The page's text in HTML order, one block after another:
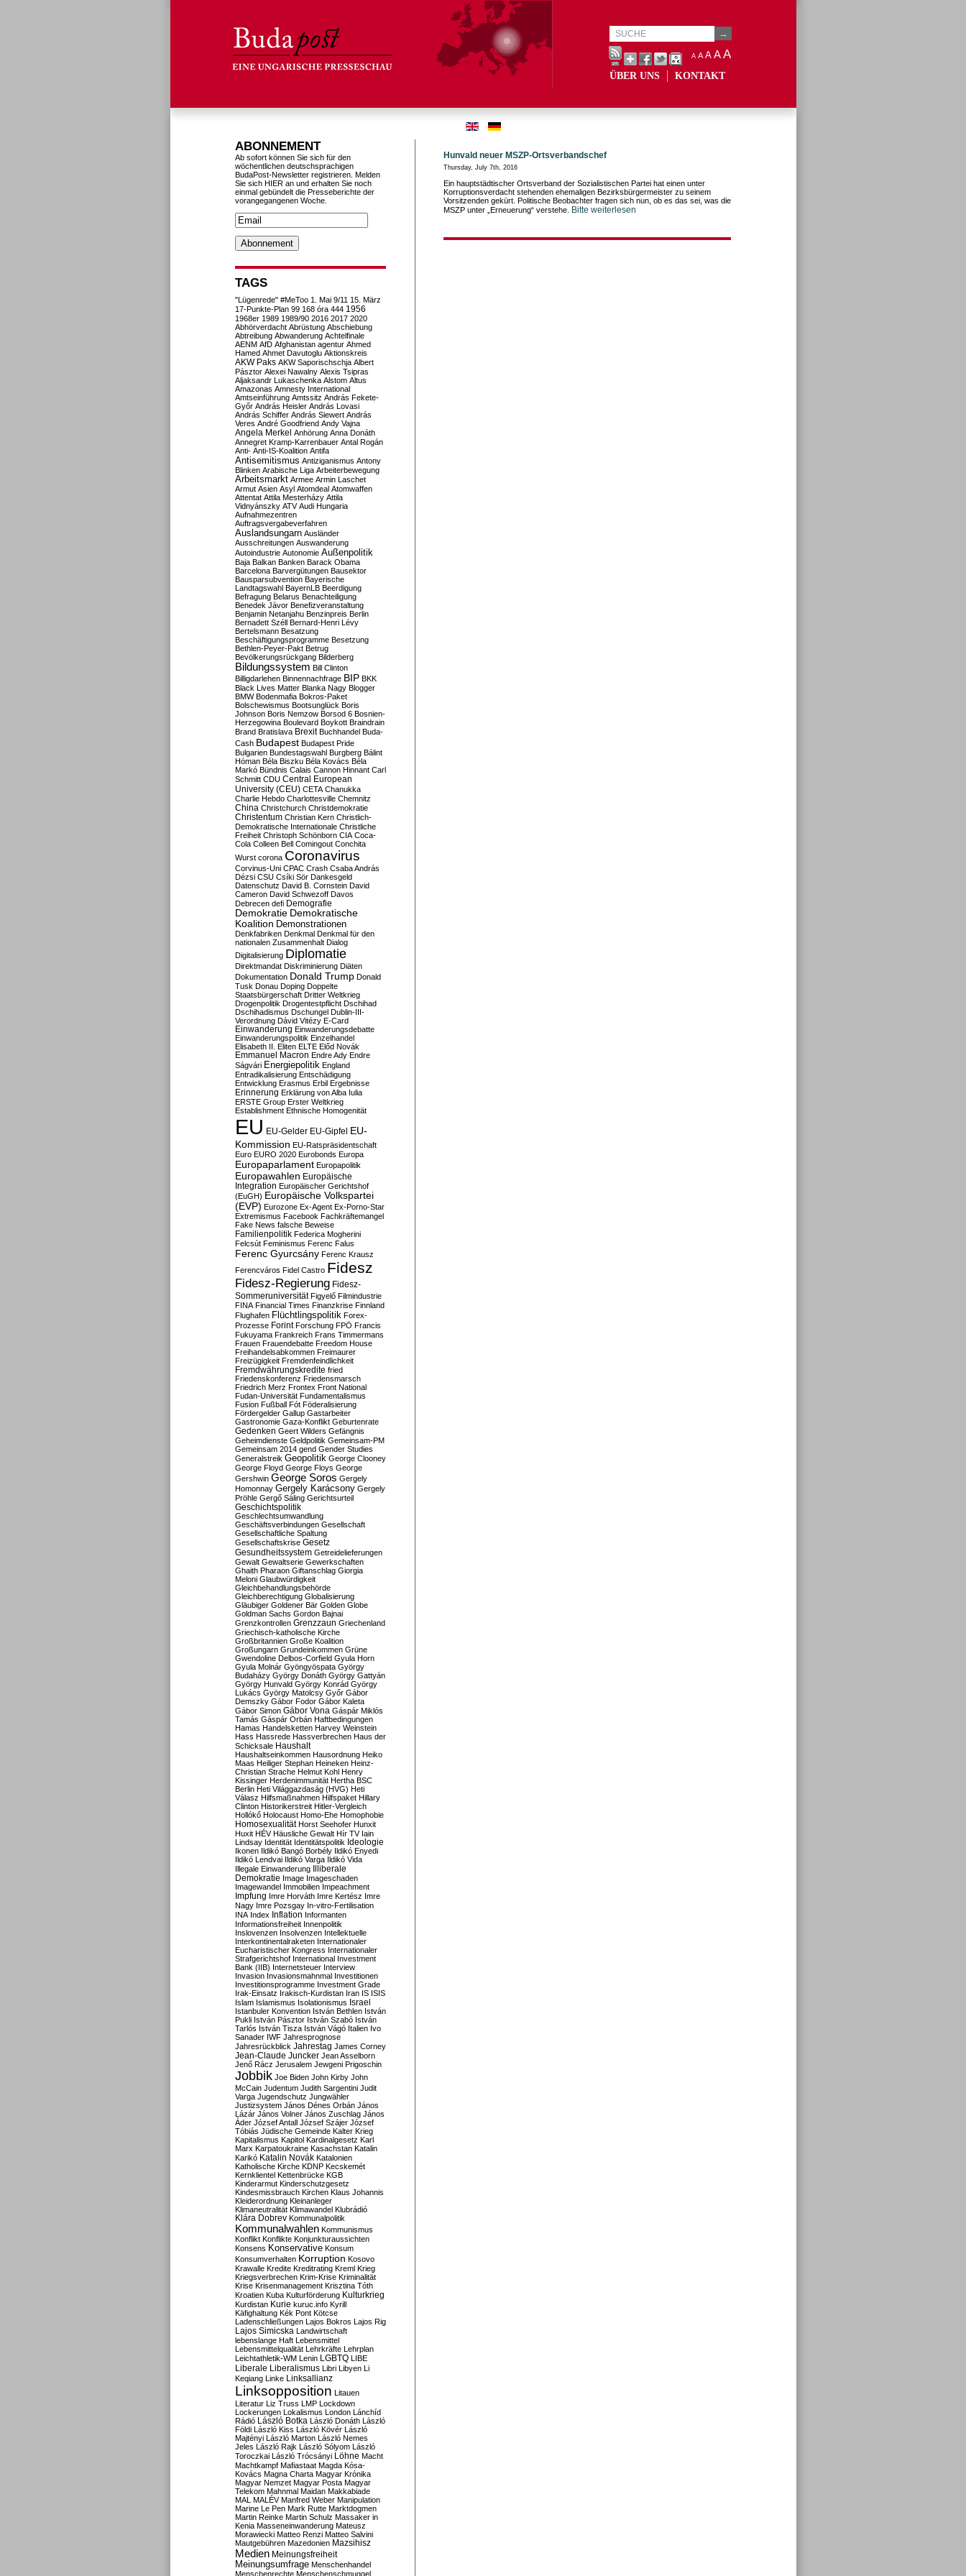
A A A AA
ÜBER UNS KONTAKT
Hunvald neuer MSZP-Ortsverbandschef
Thursday, July 7th, 2016
Ein hauptstädtischer Ortsverband der Sozialistischen Partei hat einen unter
Korruptionsverdacht stehenden ehemaligen Bezirksbürgermeister zu seinem
Vorsitzenden gekürt. Politische Beobachter fragen sich nun, ob es das sei, was die
MSZP unter „Erneuerung“ verstehe.
Bitte weiterlesen
ABONNEMENT
Ab sofort können Sie sich für den
wöchentlichen deutschsprachigen
BudaPost-Newsletter registrieren. Melden
Sie sich HIER an und erhalten Sie noch
einmal gebündelt die Presseberichte der
vorangegangenen Woche.
TAGS
"Lügenrede" #MeToo 1. Mai 9/11 15. März
17-Punkte-Plan 99 168 óra 444 1956
1968er 1989 1989/90 2016 2017 2020
Abhörverdacht Abrüstung Abschiebung
Abtreibung Abwanderung Achtelfinale
AENM AfD Afghanistan agentur Ahmed
Hamed Ahmet Davutoglu Aktionskreis
AKW Paks AKW Saporischschja Albert
Pásztor Alexei Nawalny Alexis Tsipras
Aljaksandr Lukaschenka Alstom Altus
Amazonas Amnesty International
Amtseinführung Amtssitz András Fekete-
Győr András Heisler András Lovasi
András Schiffer András Siewert András
Veres André Goodfriend Andy Vajna
Angela Merkel Anhörung Anna Donáth
Annegret Kramp-Karrenbauer Antal Rogán
Anti- Anti-IS-Koalition Antifa
Antisemitismus Antiziganismus Antony
Blinken Arabische Liga Arbeiterbewegung
Arbeitsmarkt Armee Armin Laschet
Armut Asien Asyl Atomdeal Atomwaffen
Attentat Attila Mesterházy Attila
Vidnyánszky ATV Audi Hungaria
Aufnahmezentren
Auftragsvergabeverfahren
Auslandsungarn Ausländer
Ausschreitungen Auswanderung
Autoindustrie Autonomie Außenpolitik
Baja Balkan Banken Barack Obama
Barcelona Barvergütungen Bausektor
Bausparsubvention Bayerische
Landtagswahl BayernLB Beerdigung
Befragung Belarus Benachteiligung
Benedek Jávor Benefizveranstaltung
Benjamin Netanjahu Benzinpreis Berlin
Bernadett Széll Bernard-Henri Lévy
Bertelsmann Besatzung
Beschäftigungsprogramme Besetzung
Bethlen-Peyer-Pakt Betrug
Bevölkerungsrückgang Bilderberg
Bildungssystem Bill Clinton
Billigdarlehen Binnennachfrage BIP BKK
Black Lives Matter Blanka Nagy Blogger
BMW Bodenmafia Bokros-Paket
Bolschewismus Bootsunglück Boris
Johnson Boris Nemzow Borsod 6 Bosnien-
Herzegowina Boulevard Boykott Braindrain
Brand Bratislava Brexit Buchhandel Buda-
Cash Budapest Budapest Pride
Bulgarien Bundestagswahl Burgberg Bálint
Hóman Béla Biszku Béla Kovács Béla
Markó Bündnis Calais Cannon Hinnant Carl
Schmitt CDU Central European
University (CEU) CETA Chanukka
Charlie Hebdo Charlottesville Chemnitz
China Christchurch Christdemokratie
Christentum Christian Kern Christlich-
Demokratische Internationale Christliche
Freiheit Christoph Schönborn CIA Coca-
Cola Colleen Bell Comingout Conchita
Wurst corona Coronavirus
Corvinus-Uni CPAC Crash Csaba András
Dézsi CSU Csíki Sör Dankesgeld
Datenschutz David B. Cornstein David
Cameron David Schwezoff Davos
Debrecen defi Demografie
Demokratie Demokratische
Koalition Demonstrationen
Denkfabriken Denkmal Denkmal für den
nationalen Zusammenhalt Dialog
Digitalisierung Diplomatie
Direktmandat Diskriminierung Diäten
Dokumentation Donald Trump Donald
Tusk Donau Doping Doppelte
Staatsbürgerschaft Dritter Weltkrieg
Drogenpolitik Drogentestpflicht Dschihad
Dschihadismus Dschungel Dublin-III-
Verordnung Dávid Vitézy E-Card
Einwanderung Einwanderungsdebatte
Einwanderungspolitik Einzelhandel
Elisabeth II. Eliten ELTE Előd Novák
Emmanuel Macron Endre Ady Endre
Ságvári Energiepolitik England
Entradikalisierung Entschädigung
Entwicklung Erasmus Erbil Ergebnisse
Erinnerung Erklärung von Alba Iulia
ERSTE Group Erster Weltkrieg
Establishment Ethnische Homogenität
EU EU-Gelder EU-Gipfel EU-
Kommission EU-Ratspräsidentschaft
Euro EURO 2020 Eurobonds Europa
Europaparlament Europapolitik
Europawahlen Europäische
Integration Europäischer Gerichtshof
(EuGH) Europäische Volkspartei
(EVP) Eurozone Ex-Agent Ex-Porno-Star
Extremismus Facebook Fachkräftemangel
Fake News falsche Beweise
Familienpolitik Federica Mogherini
Felcsút Feminismus Ferenc Falus
Ferenc Gyurcsány Ferenc Krausz
Ferencváros Fidel Castro Fidesz
Fidesz-Regierung Fidesz-
Sommeruniversität Figyelő Filmindustrie
FINA Financial Times Finanzkrise Finnland
Flughafen Flüchtlingspolitik Forex-
Prozesse Forint Forschung FPÖ Francis
Fukuyama Frankreich Frans Timmermans
Frauen Frauendebatte Freedom House
Freihandelsabkommen Freimaurer
Freizügigkeit Fremdenfeindlichkeit
Fremdwährungskredite fried
Friedenskonferenz Friedensmarsch
Friedrich Merz Frontex Front National
Fudan-Universität Fundamentalismus
Fusion Fußball Fót Föderalisierung
Fördergelder Gallup Gastarbeiter
Gastronomie Gaza-Konflikt Geburtenrate
Gedenken Geert Wilders Gefängnis
Geheimdienste Geldpolitik Gemeinsam-PM
Gemeinsam 2014 gend Gender Studies
Generalstreik Geopolitik George Clooney
George Floyd George Floys George
Gershwin George Soros Gergely
Homonnay Gergely Karácsony Gergely
Pröhle Gergő Sáling Gerichtsurteil
Geschichtspolitik
Geschlechtsumwandlung
Geschäftsverbindungen Gesellschaft
Gesellschaftliche Spaltung
Gesellschaftskrise Gesetz
Gesundheitssystem Getreidelieferungen
Gewalt Gewaltserie Gewerkschaften
Ghaith Pharaon Giftanschlag Giorgia
Meloni Glaubwürdigkeit
Gleichbehandlungsbehörde
Gleichberechtigung Globalisierung
Gläubiger Goldener Bär Golden Globe
Goldman Sachs Gordon Bajnai
Grenzkontrollen Grenzzaun Griechenland
Griechisch-katholische Kirche
Großbritannien Große Koalition
Großungarn Grundeinkommen Grüne
Gwendoline Delbos-Corfield Gyula Horn
Gyula Molnár Gyöngyöspata György
Budaházy György Donáth György Gattyán
György Hunvald György Konrád György
Lukács György Matolcsy Győr Gábor
Demszky Gábor Fodor Gábor Kaleta
Gábor Simon Gábor Vona Gáspár Miklós
Tamás Gáspár Orbán Haftbedingungen
Hamas Handelsketten Harvey Weinstein
Hass Hassrede Hassverbrechen Haus der
Schicksale Haushalt
Haushaltseinkommen Hausordnung Heiko
Maas Heiliger Stephan Heineken Heinz-
Christian Strache Helmut Kohl Henry
Kissinger Herdenimmunität Hertha BSC
Berlin Heti Világgazdaság (HVG) Heti
Válasz Hilfsmaßnahmen Hilfspaket Hillary
Clinton Historikerstreit Hitler-Vergleich
Hollókő Holocaust Homo-Ehe Homophobie
Homosexualität Horst Seehofer Hunxit
Huxit HÉV Häusliche Gewalt Hír TV Iain
Lindsay Identität Identitätspolitik Ideologie
Ikonen Ildikó Bangó Borbély Ildikó Enyedi
Ildikó Lendvai Ildikó Varga Ildikó Vida
Illegale Einwanderung Illiberale
Demokratie Image Imageschaden
Imagewandel Immobilien Impeachment
Impfung Imre Horváth Imre Kertész Imre
Nagy Imre Pozsgay In-vitro-Fertilisation
INA Index Inflation Informanten
Informationsfreiheit Innenpolitik
Inslovenzen Insolvenzen Intellektuelle
Interkontinentalraketen Internationaler
Eucharistischer Kongress Internationaler
Strafgerichtshof International Investment
Bank (IIB) Internetsteuer Interview
Invasion Invasionsmahnmal Investitionen
Investitionsprogramme Investment Grade
Irak-Einsatz Irakisch-Kurdistan Iran IS ISIS
Islam Islamismus Isolationismus Israel
Istanbuler Konvention István Bethlen István
Pukli István Pásztor István Szabó István
Tarlós István Tisza István Vágó Italien Ivo
Sanader IWF Jahresprognose
Jahresrückblick Jahrestag James Corney
Jean-Claude Juncker Jean Asselborn
Jenő Rácz Jerusalem Jewgeni Prigoschin
Jobbik Joe Biden John Kirby John
McCain Judentum Judith Sargentini Judit
Varga Jugendschutz Jungwähler
Justizsystem János Dénes Orbán János
Lázár János Volner János Zuschlag János
Áder József Antall József Szájer József
Tóbiás Jüdische Gemeinde Kalter Krieg
Kapitalismus Kapitol Kardinalgesetz Karl
Marx Karpatoukraine Kasachstan Katalin
Karikó Katalin Novák Katalonien
Katholische Kirche KDNP Kecskemét
Kernklientel Kettenbrücke KGB
Kinderarmut Kinderschutzgesetz
Kindesmissbrauch Kirchen Klaus Johannis
Kleiderordnung Kleinanleger
Klimaneutralität Klimawandel Klubrádió
Klára Dobrev Kommunalpolitik
Kommunalwahlen Kommunismus
Konflikt Konflikte Konjunkturaussichten
Konsens Konservative Konsum
Konsumverhalten Korruption Kosovo
Krawalle Kredite Kreditrating Kreml Krieg
Kriegsverbrechen Krim-Krise Kriminalität
Krise Krisenmanagement Krisztina Tóth
Kroatien Kuba Kulturförderung Kulturkrieg
Kurdistan Kurie kuruc.info Kyrill
Käfighaltung Kék Pont Kötcse
Ladenschließungen Lajos Bokros Lajos Rig
Lajos Simicska Landwirtschaft
lebenslange Haft Lebensmittel
Lebensmittelqualität Lehrkräfte Lehrplan
Leichtathletik-WM Lenin LGBTQ LIBE
Liberale Liberalismus Libri Libyen Li
Keqiang Linke Linksallianz
Linksopposition Litauen
Literatur Liz Truss LMP Lockdown
Lockerungen Lokalismus London Lánchíd
Rádió
László Botka László Donáth László
Földi László Kiss László Kövér László
Majtényi László Marton László Nemes
Jeles László Rajk László Sólyom László
Toroczkai László Trócsányi Löhne Macht
Machtkampf Mafiastaat Magda Kósa-
Kovács Magna Charta Magyar Krónika
Magyar Nemzet Magyar Posta Magyar
Telekom Mahnmal Maidan Makkabiade
MAL MALÉV Manfred Weber Manipulation
Marine Le Pen Mark Rutte Marktdogmen
Martin Reinke Martin Schulz Massaker in
Kenia Masseneinwanderung Mateusz
Morawiecki Matteo Renzi Matteo Salvini
Mautgebühren Mazedonien Mazsihisz
Medien Meinungsfreiheit
Meinungsumfrage Menschenhandel
Menschenrechte Menschenschmuggel